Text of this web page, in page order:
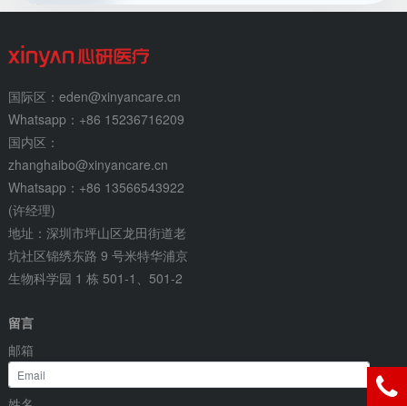
国际区：eden@xinyancare.cn
Whatsapp：+86 15236716209
国内区：
zhanghaibo@xinyancare.cn
Whatsapp：+86 13566543922
(许经理)
地址：深圳市坪山区龙田街道老
坑社区锦绣东路 9 号米特华浦京
生物科学园 1 栋 501-1、501-2
留言
邮箱